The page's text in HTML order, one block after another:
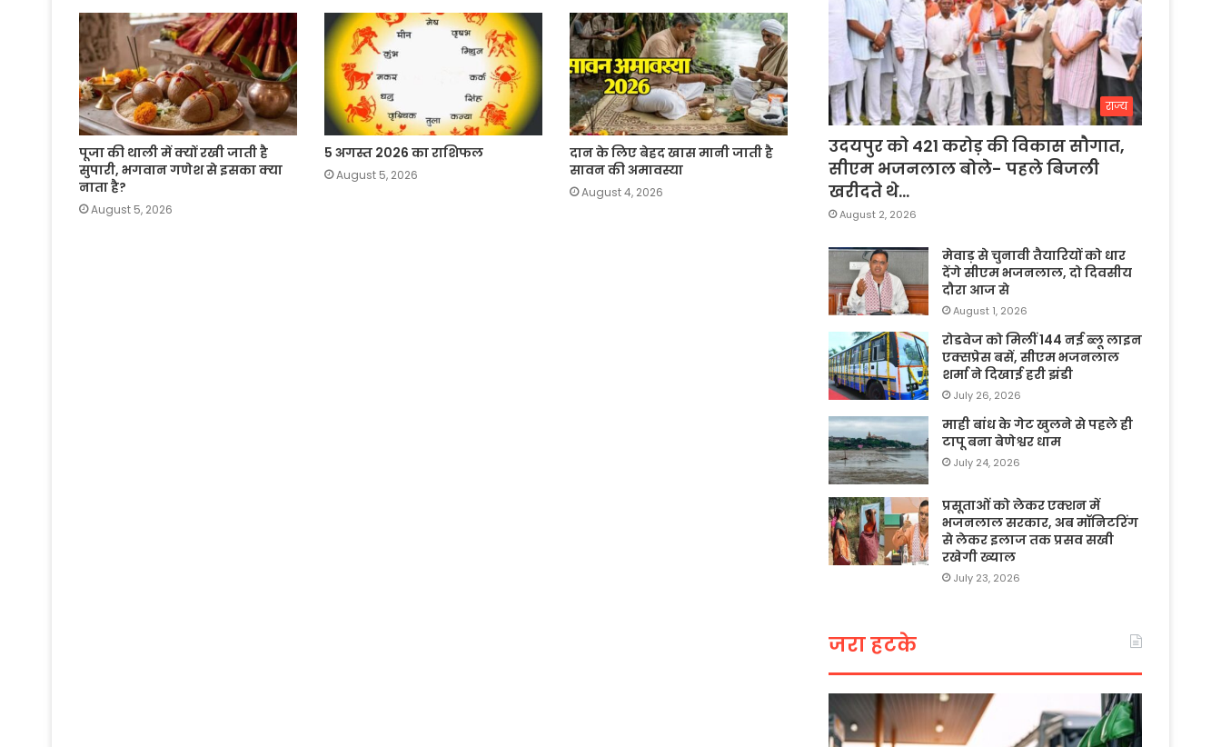
पूजा की थाली में क्यों रखी जाती है
सुपारी, भगवान गणेश से इसका क्या
नाता है?
August 5, 2026
5 अगस्त 2026 का राशिफल
August 5, 2026
दान के लिए बेहद खास मानी जाती है
सावन की अमावस्या
August 4, 2026
राज्य
उदयपुर को 421 करोड़ की विकास सौगात,
सीएम भजनलाल बोले- पहले बिजली
खरीदते थे…
August 2, 2026
मेवाड़ से चुनावी तैयारियों को धार
देंगे सीएम भजनलाल, दो दिवसीय
दौरा आज से
August 1, 2026
रोडवेज को मिलीं 144 नई ब्लू लाइन
एक्सप्रेस बसें, सीएम भजनलाल
शर्मा ने दिखाई हरी झंडी
July 26, 2026
माही बांध के गेट खुलने से पहले ही
टापू बना बेणेश्वर धाम
July 24, 2026
प्रसूताओं को लेकर एक्शन में
भजनलाल सरकार, अब मॉनिटरिंग
से लेकर इलाज तक प्रसव सखी
रखेगी ख्याल
July 23, 2026
जरा हटके